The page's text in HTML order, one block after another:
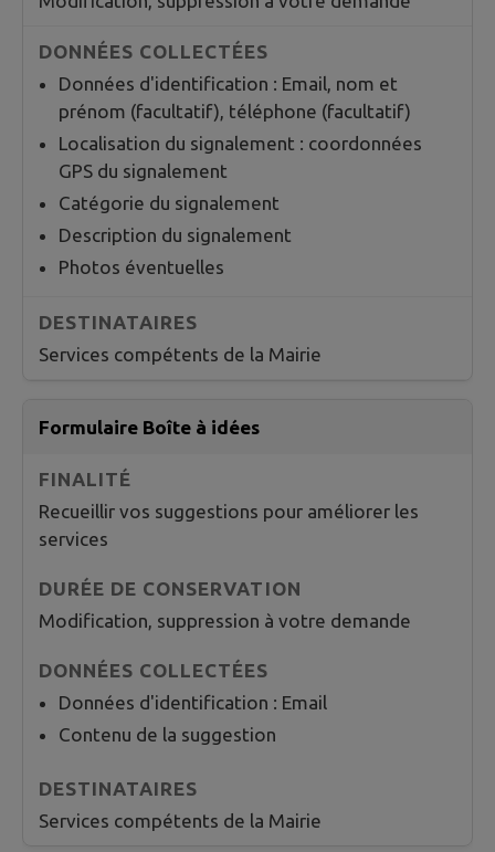
Données d'identification : Email, nom et
prénom (facultatif), téléphone (facultatif)
Localisation du signalement : coordonnées
GPS du signalement
Catégorie du signalement
Description du signalement
Photos éventuelles
Services compétents de la Mairie
Formulaire Boîte à idées
Recueillir vos suggestions pour améliorer les
services
Modification, suppression à votre demande
Données d'identification : Email
Contenu de la suggestion
Services compétents de la Mairie